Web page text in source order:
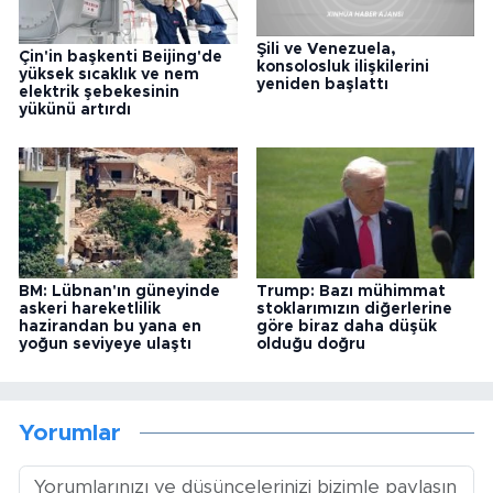
Çin'in başkenti Beijing'de
yüksek sıcaklık ve nem
elektrik şebekesinin
yükünü artırdı
Şili ve Venezuela,
konsolosluk ilişkilerini
yeniden başlattı
BM: Lübnan'ın güneyinde
askeri hareketlilik
hazirandan bu yana en
yoğun seviyeye ulaştı
Trump: Bazı mühimmat
stoklarımızın diğerlerine
göre biraz daha düşük
olduğu doğru
Yorumlar